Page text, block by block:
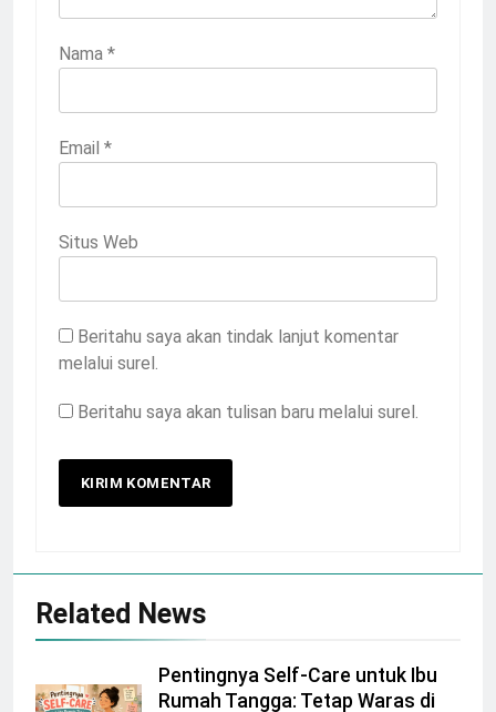
Nama *
Email *
Situs Web
Beritahu saya akan tindak lanjut komentar
melalui surel.
Beritahu saya akan tulisan baru melalui surel.
Related News
Pentingnya Self-Care untuk Ibu
Rumah Tangga: Tetap Waras di